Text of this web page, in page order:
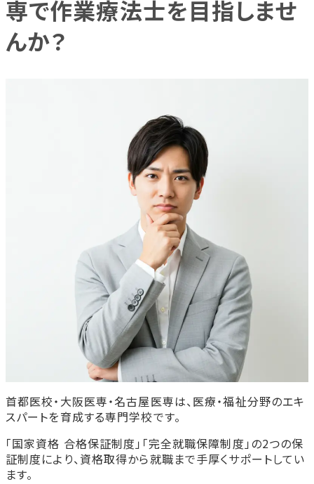
専で作業療法士を目指しませ
んか？
首都医校・大阪医専・名古屋医専は、医療・福祉分野のエキ
スパートを育成する専門学校です。
「国家資格 合格保証制度」「完全就職保障制度」の2つの保
証制度により、資格取得から就職まで手厚くサポートしてい
ます。